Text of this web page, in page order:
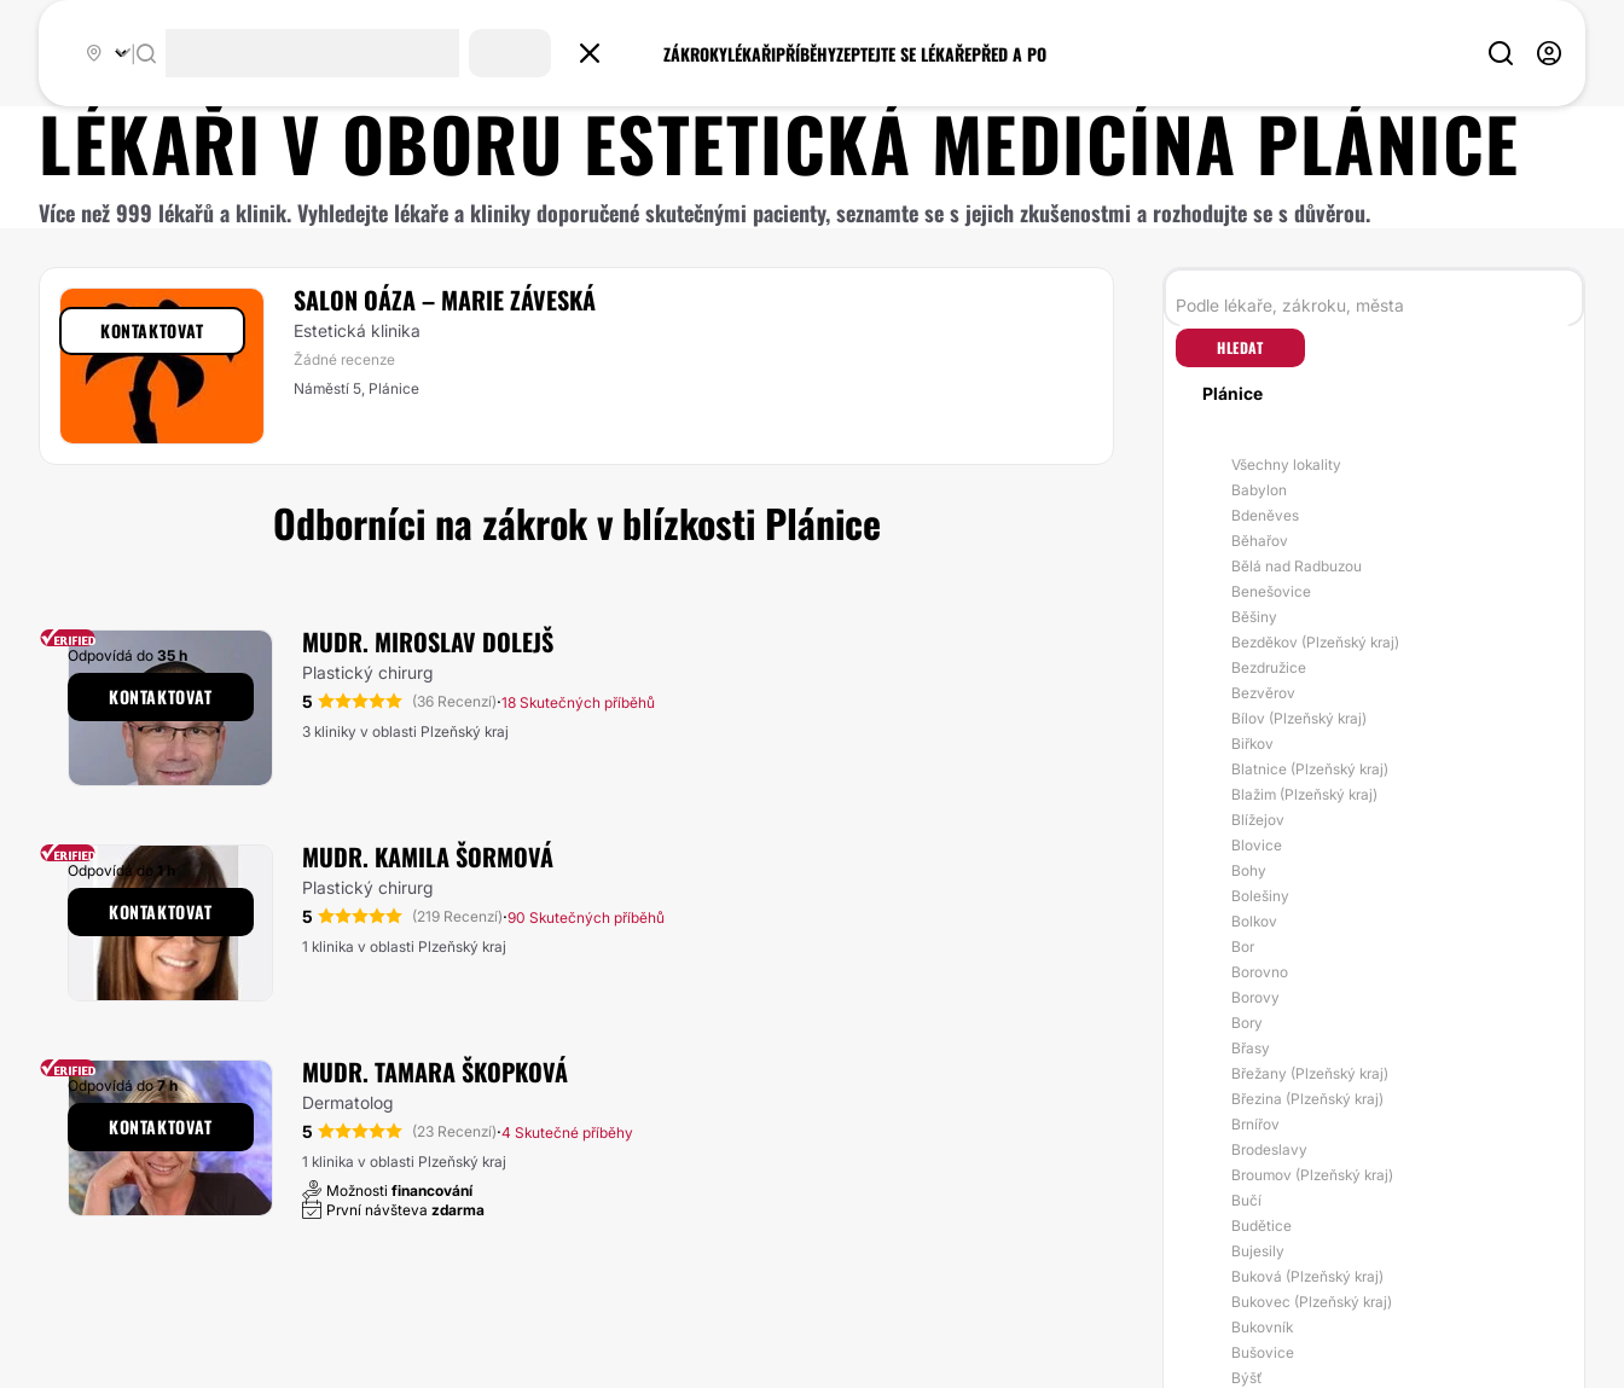
ZÁKROKYLÉKAŘIPŘÍBĚHYZEPTEJTE SE LÉKAŘEPŘED A PO
LÉKAŘI V OBORUESTETICKÁ MEDICÍNAPLÁNICE
Více než 999 lékařů a klinik. Vyhledejte lékaře a kliniky doporučené skutečnými pacienty, seznamte se s jejich zkušenostmi a rozhodujte se s důvěrou.
SALON OÁZA – MARIE ZÁVESKÁ
Estetická klinika
Žádné recenze
Náměstí 5, Plánice
KONTAKTOVAT
Odborníci na zákrok v blízkosti Plánice
MUDR. MIROSLAV DOLEJŠ
Plastický chirurg
5
(36 Recenzí)·18 Skutečných příběhů
3 kliniky v oblasti Plzeňský kraj
Odpovídá do 35 h
KONTAKTOVAT
MUDR. KAMILA ŠORMOVÁ
Plastický chirurg
5
(219 Recenzí)·90 Skutečných příběhů
1 klinika v oblasti Plzeňský kraj
Odpovídá do 1 h
KONTAKTOVAT
MUDR. TAMARA ŠKOPKOVÁ
Dermatolog
5
(23 Recenzí)·4 Skutečné příběhy
1 klinika v oblasti Plzeňský kraj
Možnosti financování
První návšteva zdarma
Odpovídá do7 h
KONTAKTOVAT
HLEDAT
Plánice
Všechny lokality
Babylon
Bdeněves
Běhařov
Bělá nad Radbuzou
Benešovice
Běšiny
Bezděkov (Plzeňský kraj)
Bezdružice
Bezvěrov
Bílov (Plzeňský kraj)
Biřkov
Blatnice (Plzeňský kraj)
Blažim (Plzeňský kraj)
Blížejov
Blovice
Bohy
Bolešiny
Bolkov
Bor
Borovno
Borovy
Bory
Břasy
Břežany (Plzeňský kraj)
Březina (Plzeňský kraj)
Brnířov
Brodeslavy
Broumov (Plzeňský kraj)
Bučí
Budětice
Bujesily
Buková (Plzeňský kraj)
Bukovec (Plzeňský kraj)
Bukovník
Bušovice
Býšť